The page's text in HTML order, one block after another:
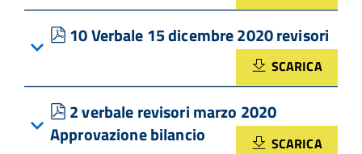
pdf
10 Verbale 15 dicembre 2020 revisori
SCARICA
pdf
2 verbale revisori marzo 2020
Approvazione bilancio
SCARICA